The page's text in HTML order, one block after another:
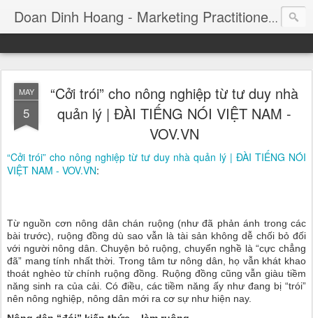
Doan Dinh Hoang - Marketing Practitioner
MAY
5
“Cởi trói” cho nông nghiệp từ tư duy nhà
quản lý | ĐÀI TIẾNG NÓI VIỆT NAM -
VOV.VN
“Cởi trói” cho nông nghiệp từ tư duy nhà quản lý | ĐÀI TIẾNG NÓI
VIỆT NAM - VOV.VN:
Từ nguồn cơn nông dân chán ruộng (như đã phản ánh trong các
bài trước), ruộng đồng dù sao vẫn là tài sản không dễ chối bỏ đối
với người nông dân. Chuyện bỏ ruộng, chuyển nghề là “cực chẳng
đã” mang tính nhất thời. Trong tâm tư nông dân, họ vẫn khát khao
thoát nghèo từ chính ruộng đồng. Ruộng đồng cũng vẫn giàu tiềm
năng sinh ra của cải. Có điều, các tiềm năng ấy như đang bị “trói”
nên nông nghiệp, nông dân mới ra cơ sự như hiện nay.